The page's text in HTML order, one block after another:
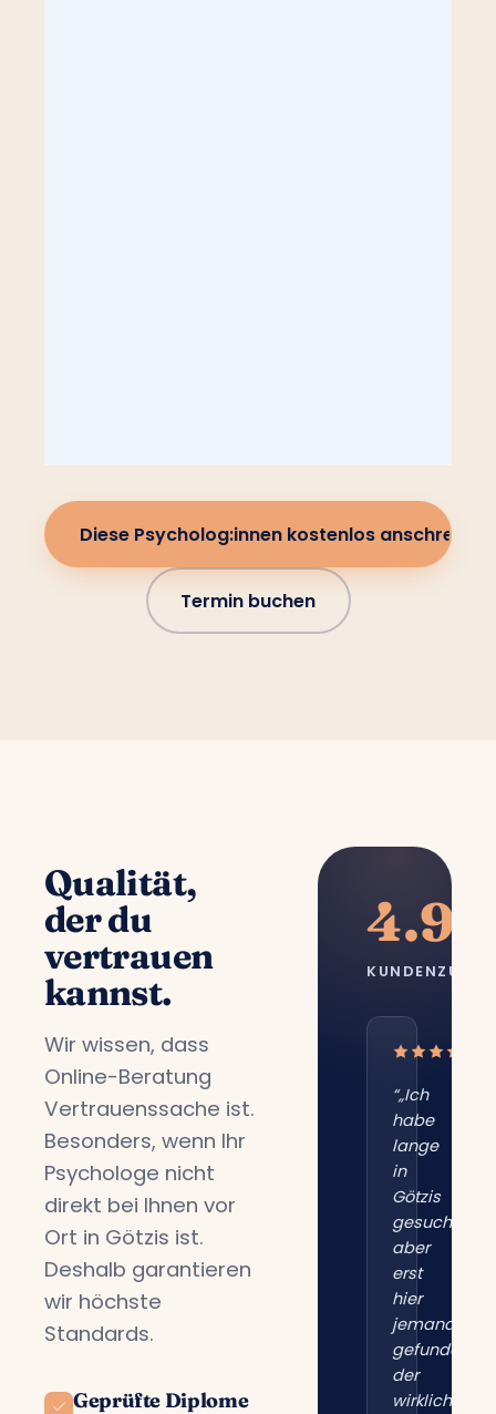
Diese Psycholog:innen kostenlos anschreiben
Termin buchen
Qualität,
der du
vertrauen
kannst.
Wir wissen, dass
Online-Beratung
Vertrauenssache ist.
Besonders, wenn Ihr
Psychologe nicht
direkt bei Ihnen vor
Ort in Götzis ist.
Deshalb garantieren
wir höchste
Standards.
Geprüfte Diplome
4.9/
“„Ich
habe
lange
in
Götzis
gesucht,
aber
erst
hier
jemanden
gefunden,
der
wirklich